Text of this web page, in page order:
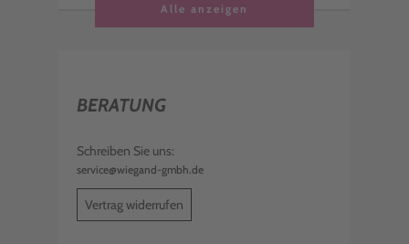
€ 8,98 inkl. MwSt. zzgl. Versand
Alle anzeigen
BERATUNG
Schreiben Sie uns:
service@wiegand-gmbh.de
Vertrag widerrufen